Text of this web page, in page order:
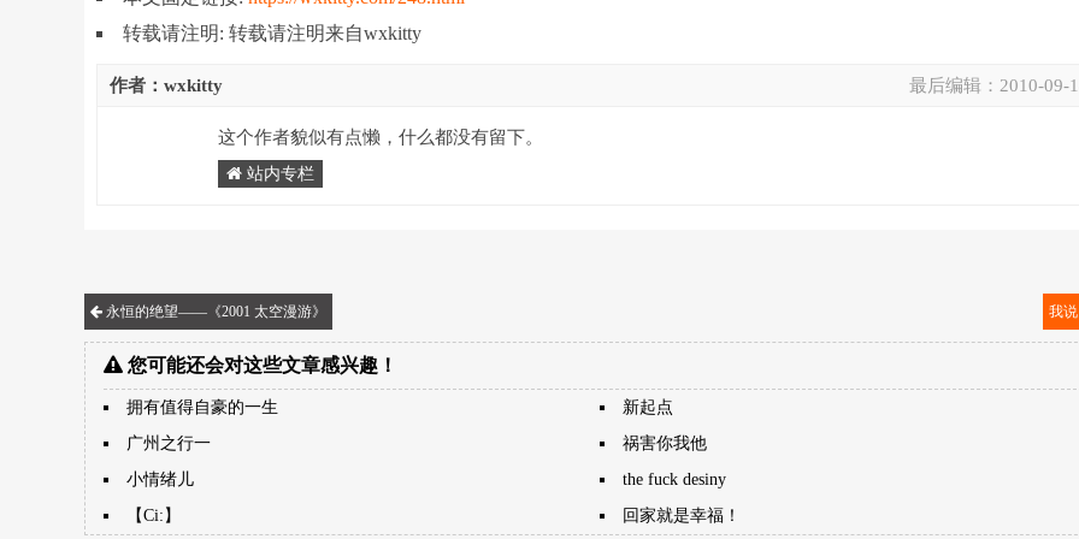
转载请注明: 转载请注明来自wxkitty
最后编辑： 2010-09-
作者：wxkitty
这个作者貌似有点懒，什么都没有留下。
站内专栏
永恒的绝望——《2001 太空漫游》 我
您可能还会对这些文章感兴趣！
拥有值得自豪的一生
新起点
广州之行一
祸害你我他
小情绪儿
the fuck desiny
【Ci:】
回家就是幸福！